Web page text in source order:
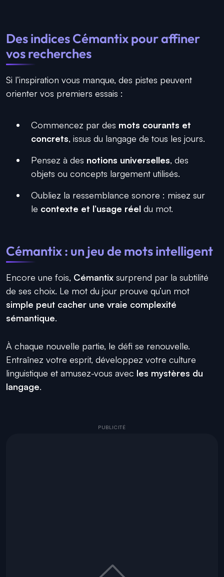
Des indices Cémantix pour affiner
vos recherches
Si l’inspiration vous manque, des pistes peuvent
orienter vos premiers essais :
Commencez par des mots courants et
concrets, issus du langage de tous les jours.
Pensez à des notions universelles, des
objets ou concepts largement utilisés.
Oubliez la ressemblance sonore : misez sur
le contexte et l’usage réel du mot.
Cémantix : un jeu de mots intelligent
Encore une fois, Cémantix surprend par la subtilité
de ses choix. Le mot du jour prouve qu’un mot
simple peut cacher une vraie complexité
sémantique.
À chaque nouvelle partie, le défi se renouvelle.
Entraînez votre esprit, développez votre culture
linguistique et amusez-vous avec les mystères du
langage.